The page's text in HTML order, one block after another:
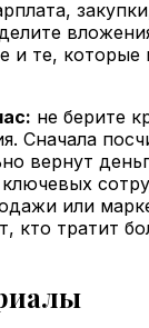
и те,
не берите
Сначала
вернут
или
кто тратит